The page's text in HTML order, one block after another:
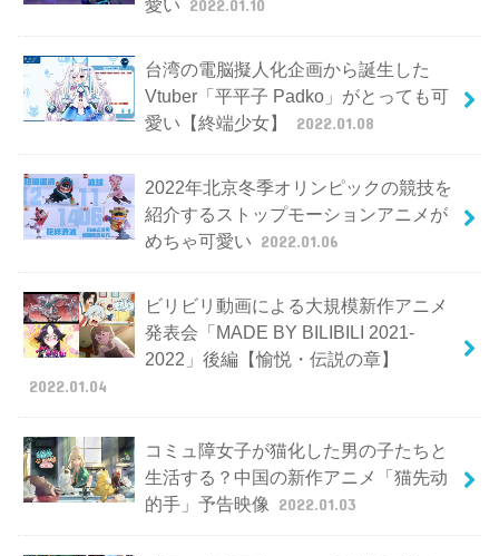
愛い 2022.01.10
台湾の電脳擬人化企画から誕生した
Vtuber「平平子 Padko」がとっても可
愛い【終端少女】
2022.01.08
2022年北京冬季オリンピックの競技を
紹介するストップモーションアニメが
めちゃ可愛い 2022.01.06
ビリビリ動画による大規模新作アニメ
発表会「MADE BY BILIBILI 2021-
2022」後編【愉悦・伝説の章】
2022.01.04
コミュ障女子が猫化した男の子たちと
生活する？中国の新作アニメ「猫先动
的手」予告映像
2022.01.03